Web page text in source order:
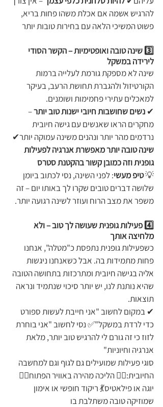
להרגיש אשמה אם אכלת משהו פחות בריא,
פשוט המשיכי הלאה עם בחירות טובות יותר
3️⃣ שינה טובה ואופטימיות – הקשר הסודי
לירידה במשקל
שינה לא מספקת גורמת לעלייה ברמות
הקורטיזול ולהגברת תחושת הרעב, בעיקר
למאכלים עתירי פחמימות ושומנים.
✔ נשים שחושבות חיובי ישנות טוב יותר –
מחקרים הראו שאנשים עם גישה חיובית
נרדמים מהר יותר ונהנים משינה עמוקה יותר✔
שינה טובה יותר מאפשרת אנרגיה לפעילות
גופנית וזה כמובן קשור בהקטנת סטרס
💡 טיפ מעשי: לפני השינה, נסי לכתוב ביומן
שלושה דברים טובים שקרו לך באותו יום – זה
משפר את מצב הרוח ועוזר לשינה רגועה יותר.
4️⃣ פעילות גופנית שעושה לך טוב – ולא
מלחיצה אותך
כשפעילות גופנית נתפסת כ"מטלה", אנחנו
פחות מתמידות בה. אבל כשאנחנו ניגשות
אליה בגישה חיובית ומתרכזות בתחושה הטובה
שהיא נותנת לנו, יש יותר סיכוי שנתמיד ונראה
תוצאות.
✔ במקום לחשוב "אני חייבת לעשות ספורט
כדי לרדת במשקל"✅ נסי לחשוב "אני בוחרת
לזוז כי זה גורם לי להרגיש טוב יותר, מלאת
אנרגיה וחיוניות"
סוגי פעילות שמועילים גם לגוף וגם למחשבה
החיובית:🏃‍♀️ הליכה מהירה באוויר הפתוח🧘‍♀️
יוגה או פילאטיס💃 ריקוד חופשי או אימון
שמוזיקה טובה משתלבת בו